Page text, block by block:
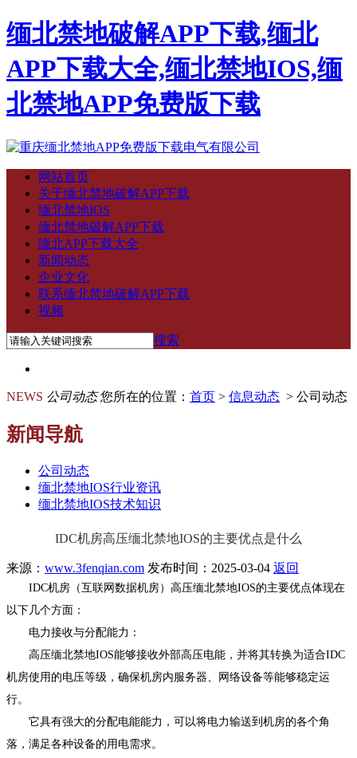
缅北禁地破解APP下载,缅北
APP下载大全,缅北禁地IOS,缅
北禁地APP免费版下载
网站首页
关于缅北禁地破解APP下载
缅北禁地IOS
缅北禁地破解APP下载
缅北APP下载大全
新闻动态
企业文化
联系缅北禁地破解APP下载
视频
搜索
NEWS 公司动态您所在的位置： 首页 > 信息动态 > 公司动态
新闻导航
公司动态
缅北禁地IOS行业资讯
缅北禁地IOS技术知识
IDC机房高压缅北禁地IOS的主要优点是什么
来源： www.3fenqian.com 发布时间：2025-03-04 返回
IDC机房（互联网数据机房）高压缅北禁地IOS的主要优点体现在
以下几个方面：
电力接收与分配能力：
高压缅北禁地IOS能够接收外部高压电能，并将其转换为适合IDC
机房使用的电压等级，确保机房内服务器、网络设备等能够稳定运
行。
它具有强大的分配电能能力，可以将电力输送到机房的各个角
落，满足各种设备的用电需求。